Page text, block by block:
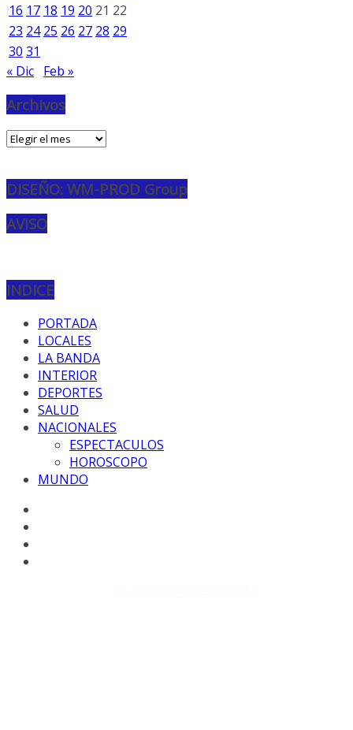
16 17 18 19 20 21 22
23 24 25 26 27 28 29
30 31
« Dic Feb »
Archivos
Archivos
DISEÑO: WM-PROD Group
AVISO
INDICE
PORTADA
LOCALES
LA BANDA
INTERIOR
DEPORTES
SALUD
NACIONALES
ESPECTACULOS
HOROSCOPO
MUNDO